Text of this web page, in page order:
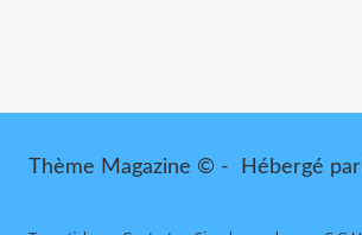
Thème Magazine © - Hébergé par